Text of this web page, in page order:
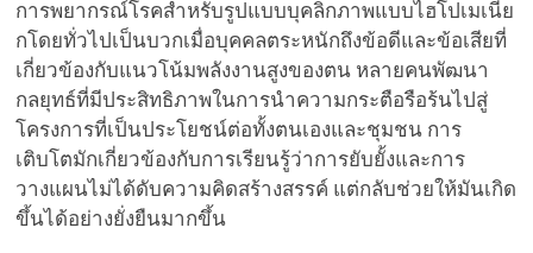
การพยากรณ์โรคสำหรับรูปแบบบุคลิกภาพแบบไฮโปเมเนีย
กโดยทั่วไปเป็นบวกเมื่อบุคคลตระหนักถึงข้อดีและข้อเสียที่
เกี่ยวข้องกับแนวโน้มพลังงานสูงของตน หลายคนพัฒนา
กลยุทธ์ที่มีประสิทธิภาพในการนำความกระตือรือร้นไปสู่
โครงการที่เป็นประโยชน์ต่อทั้งตนเองและชุมชน การ
เติบโตมักเกี่ยวข้องกับการเรียนรู้ว่าการยับยั้งและการ
วางแผนไม่ได้ดับความคิดสร้างสรรค์ แต่กลับช่วยให้มันเกิด
ขึ้นได้อย่างยั่งยืนมากขึ้น